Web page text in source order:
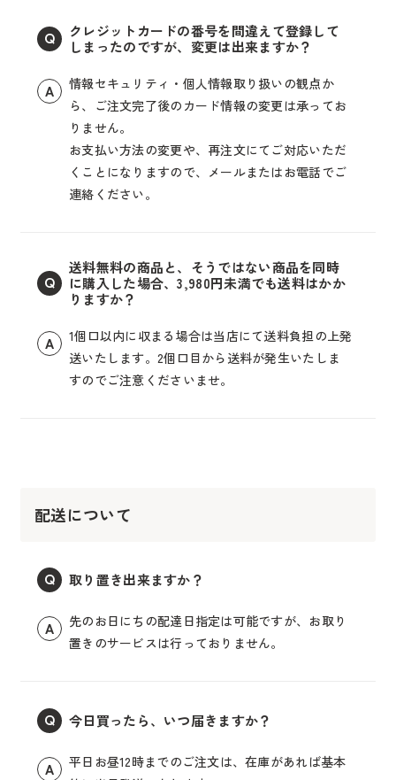
Q
クレジットカードの番号を間違えて登録して
しまったのですが、変更は出来ますか？
A
情報セキュリティ・個人情報取り扱いの観点か
ら、ご注文完了後のカード情報の変更は承ってお
りません。
お支払い方法の変更や、再注文にてご対応いただ
くことになりますので、メールまたはお電話でご
連絡ください。
Q
送料無料の商品と、そうではない商品を同時
に購入した場合、3,980円未満でも送料はかか
りますか？
A
1個口以内に収まる場合は当店にて送料負担の上発
送いたします。2個口目から送料が発生いたしま
すのでご注意くださいませ。
配送について
Q 取り置き出来ますか？
A
先のお日にちの配達日指定は可能ですが、お取り
置きのサービスは行っておりません。
Q 今日買ったら、いつ届きますか？
A
平日お昼12時までのご注文は、在庫があれば基本